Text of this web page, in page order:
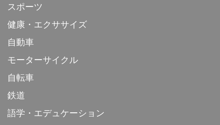
スポーツ
健康・エクササイズ
自動車
モーターサイクル
自転車
鉄道
語学・エデュケーション